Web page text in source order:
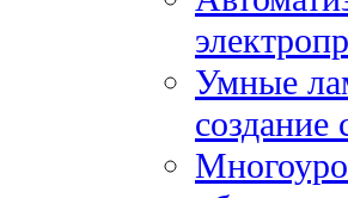
Умные
создание